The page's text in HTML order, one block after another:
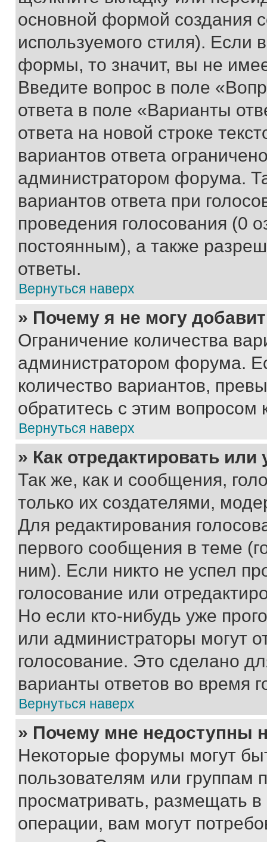
основной формой создания
используемого стиля). Если
формы, то значит, вы не
Введите вопрос в поле
ответа в поле «Варианты
ответа на новой строке
вариантов ответа
администратором форума.
вариантов ответа при
проведения голосования (0
постоянным), а также
ответы.
Вернуться наверх
» Почему я не могу
Ограничение количества
администратором форума.
количество вариантов,
обратитесь с этим вопросом
Вернуться наверх
» Как отредактировать
Так же, как и сообщения,
только их создателями,
Для редактирования
первого сообщения в теме
ним). Если никто не успел
голосование или
Но если кто-нибудь уже
или администраторы могут
голосование. Это сделано
варианты ответов во время
Вернуться наверх
» Почему мне недоступны
Некоторые форумы могут
пользователям или группам
просматривать, размещать
операции, вам могут